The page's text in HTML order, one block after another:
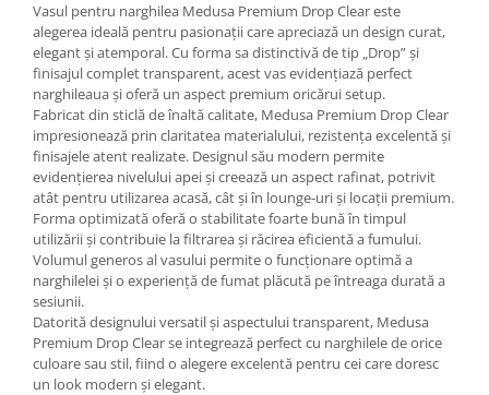
Vasul pentru narghilea Medusa Premium Drop Clear este
alegerea ideală pentru pasionații care apreciază un design curat,
elegant și atemporal. Cu forma sa distinctivă de tip „Drop” și
finisajul complet transparent, acest vas evidențiază perfect
narghileaua și oferă un aspect premium oricărui setup.
Fabricat din sticlă de înaltă calitate, Medusa Premium Drop Clear
impresionează prin claritatea materialului, rezistența excelentă și
finisajele atent realizate. Designul său modern permite
evidențierea nivelului apei și creează un aspect rafinat, potrivit
atât pentru utilizarea acasă, cât și în lounge-uri și locații premium.
Forma optimizată oferă o stabilitate foarte bună în timpul
utilizării și contribuie la filtrarea și răcirea eficientă a fumului.
Volumul generos al vasului permite o funcționare optimă a
narghilelei și o experiență de fumat plăcută pe întreaga durată a
sesiunii.
Datorită designului versatil și aspectului transparent, Medusa
Premium Drop Clear se integrează perfect cu narghilele de orice
culoare sau stil, fiind o alegere excelentă pentru cei care doresc
un look modern și elegant.